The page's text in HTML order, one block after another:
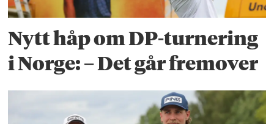
Nytt håp om DP-turnering
i Norge: – Det går fremover